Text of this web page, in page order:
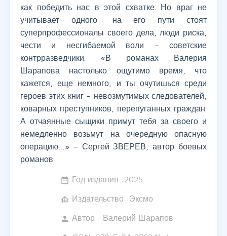
как победить нас в этой схватке. Но враг не
учитывает одного: на его пути стоят
суперпрофессионалы своего дела, люди риска,
чести и несгибаемой воли – советские
контрразведчики. «В романах Валерия
Шарапова настолько ощутимо время, что
кажется, еще немного, и ты очутишься среди
героев этих книг – невозмутимых следователей,
коварных преступников, перепуганных граждан.
А отчаянные сыщики примут тебя за своего и
немедленно возьмут на очередную опасную
операцию…» – Сергей ЗВЕРЕВ, автор боевых
романов
date_range Год издания :2025
foundation Издательство :Эксмо
person Автор : Валерий Шарапов